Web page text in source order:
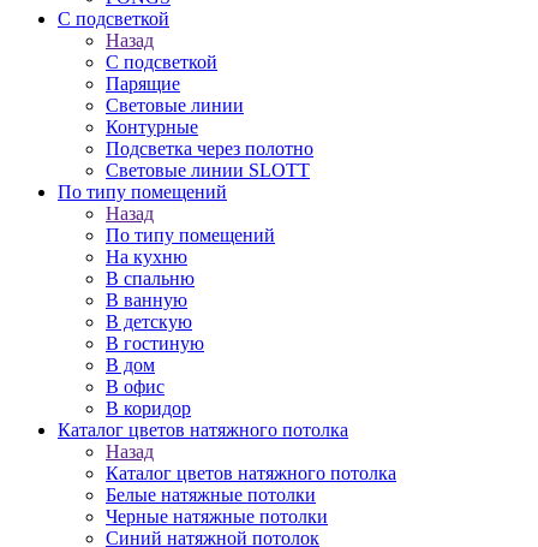
С подсветкой
Назад
С подсветкой
Парящие
Световые линии
Контурные
Подсветка через полотно
Световые линии SLOTT
По типу помещений
Назад
По типу помещений
На кухню
В спальню
В ванную
В детскую
В гостиную
В дом
В офис
В коридор
Каталог цветов натяжного потолка
Назад
Каталог цветов натяжного потолка
Белые натяжные потолки
Черные натяжные потолки
Синий натяжной потолок